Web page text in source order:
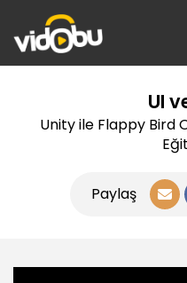
UI
Unity ile Flappy Bird
Paylaş